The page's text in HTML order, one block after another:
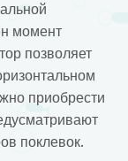
момент
позволяет
приобрести
поклевок.